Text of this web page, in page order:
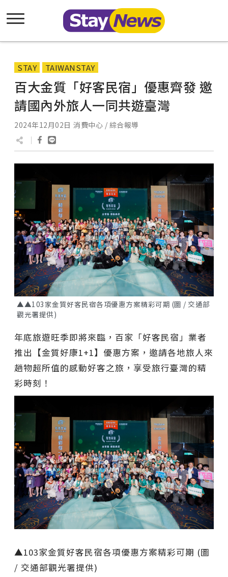
STAY TAIWANSTAY
百大金質「好客民宿」優惠齊發 邀
請國內外旅人一同共遊臺灣
2024年12月02日 消費中心 / 綜合報導
▲▲103家金質好客民宿各項優惠方案精彩可期 (圖 / 交通部
觀光署提供)
年底旅遊旺季即將來臨，百家「好客民宿」業者
推出【金質好康1+1】優惠方案，邀請各地旅人來
趟物超所值的感動好客之旅，享受旅行臺灣的精
彩時刻！
▲103家金質好客民宿各項優惠方案精彩可期 (圖
/ 交通部觀光署提供)